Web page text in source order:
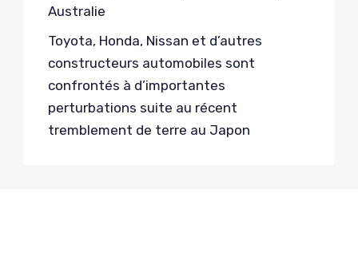
Australie
Toyota, Honda, Nissan et d’autres
constructeurs automobiles sont
confrontés à d’importantes
perturbations suite au récent
tremblement de terre au Japon